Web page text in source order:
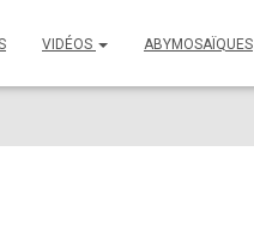
VIDÉOS ABYMOSAÏQUES